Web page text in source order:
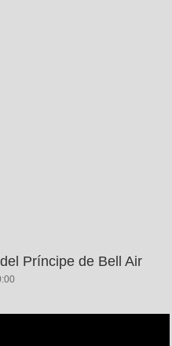
Príncipe de Bell Air